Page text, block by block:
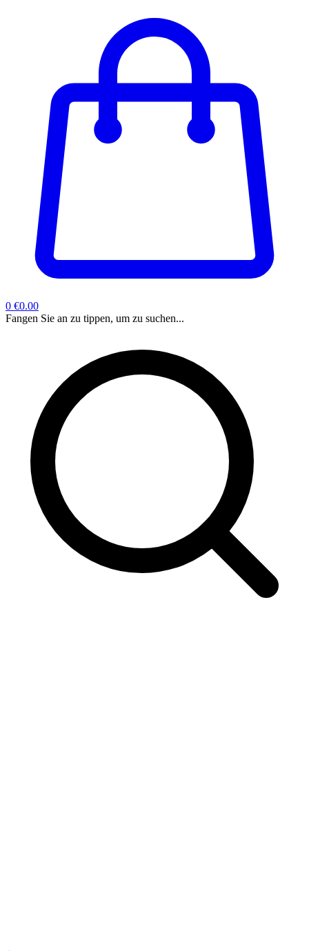
0 €0.00
Fangen Sie an zu tippen, um zu suchen...